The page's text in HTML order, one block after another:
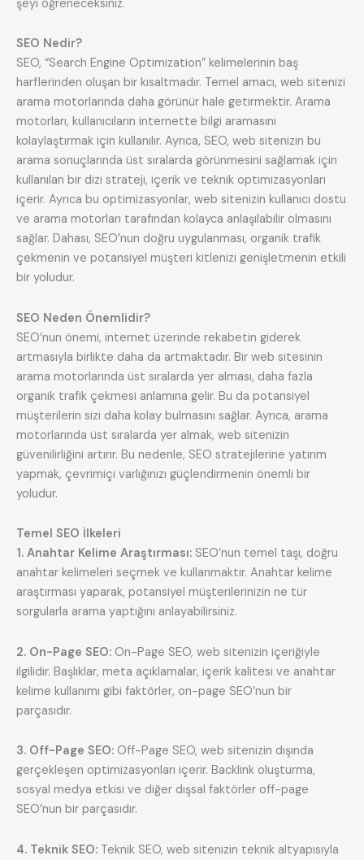
şeyi öğreneceksiniz.
SEO Nedir?
SEO, “Search Engine Optimization” kelimelerinin baş
harflerinden oluşan bir kısaltmadır. Temel amacı, web sitenizi
arama motorlarında daha görünür hale getirmektir. Arama
motorları, kullanıcıların internette bilgi aramasını
kolaylaştırmak için kullanılır. Ayrıca, SEO, web sitenizin bu
arama sonuçlarında üst sıralarda görünmesini sağlamak için
kullanılan bir dizi strateji, içerik ve teknik optimizasyonları
içerir. Ayrıca bu optimizasyonlar, web sitenizin kullanıcı dostu
ve arama motorları tarafından kolayca anlaşılabilir olmasını
sağlar. Dahası, SEO’nun doğru uygulanması, organik trafik
çekmenin ve potansiyel müşteri kitlenizi genişletmenin etkili
bir yoludur.
SEO Neden Önemlidir?
SEO’nun önemi, internet üzerinde rekabetin giderek
artmasıyla birlikte daha da artmaktadır. Bir web sitesinin
arama motorlarında üst sıralarda yer alması, daha fazla
organik trafik çekmesi anlamına gelir. Bu da potansiyel
müşterilerin sizi daha kolay bulmasını sağlar. Ayrıca, arama
motorlarında üst sıralarda yer almak, web sitenizin
güvenilirliğini artırır. Bu nedenle, SEO stratejilerine yatırım
yapmak, çevrimiçi varlığınızı güçlendirmenin önemli bir
yoludur.
Temel SEO İlkeleri
1. Anahtar Kelime Araştırması: SEO’nun temel taşı, doğru
anahtar kelimeleri seçmek ve kullanmaktır. Anahtar kelime
araştırması yaparak, potansiyel müşterilerinizin ne tür
sorgularla arama yaptığını anlayabilirsiniz.
2. On-Page SEO: On-Page SEO, web sitenizin içeriğiyle
ilgilidir. Başlıklar, meta açıklamalar, içerik kalitesi ve anahtar
kelime kullanımı gibi faktörler, on-page SEO’nun bir
parçasıdır.
3. Off-Page SEO: Off-Page SEO, web sitenizin dışında
gerçekleşen optimizasyonları içerir. Backlink oluşturma,
sosyal medya etkisi ve diğer dışsal faktörler off-page
SEO’nun bir parçasıdır.
4. Teknik SEO: Teknik SEO, web sitenizin teknik altyapısıyla